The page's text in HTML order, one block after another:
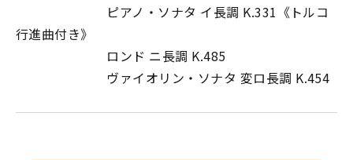
ピアノ・ソナタ イ長調 K.331《トルコ
行進曲付き》
ロンド ニ長調 K.485
ヴァイオリン・ソナタ 変ロ長調 K.454